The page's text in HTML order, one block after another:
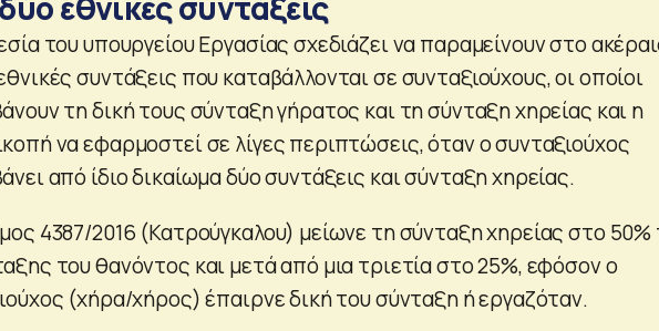
του υπουργείου Εργασίας σχεδιάζει να παραμείνουν στο
συντάξεις που καταβάλλονται σε συνταξιούχους, οι οποίοι
τη δική τους σύνταξη γήρατος και τη σύνταξη χηρείας και η
να εφαρμοστεί σε λίγες περιπτώσεις, όταν ο συνταξιούχος
από ίδιο δικαίωμα δύο συντάξεις και σύνταξη χηρείας.
4387/2016 (Κατρούγκαλου) μείωνε τη σύνταξη χηρείας στο 50%
του θανόντος και μετά από μια τριετία στο 25%, εφόσον ο
(χήρα/χήρος) έπαιρνε δική του σύνταξη ή εργαζόταν.